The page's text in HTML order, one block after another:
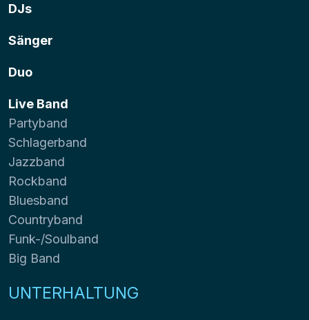
DJs
Sänger
Duo
Live Band
Partyband
Schlagerband
Jazzband
Rockband
Bluesband
Countryband
Funk-/Soulband
Big Band
UNTERHALTUNG